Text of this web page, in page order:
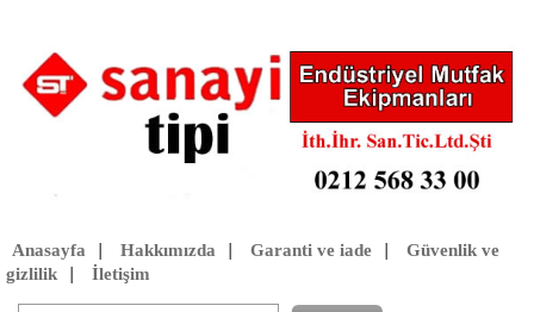
Anasayfa Hakkımızda Garanti ve iade
Güvenlik ve
gizlilik
İletişim